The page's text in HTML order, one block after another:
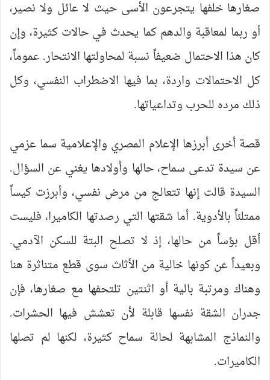
صغارها خلفها يتجرعون الأسى حيث لا عائل ولا نصير،
أو ربما لمعاقبة والدهم كما يحدث في حالات كثيرة، وإن
كان هذا الاحتمال ضعيفاً نسبة لمحاولتها الانتحار. عموماً،
كل الاحتمالات واردة، بما فيها الاضطراب النفسي، وكل
ذلك مرده للحرب وتداعياتها.
قصة أخرى أبرزها الإعلام المصري والإعلامية سما عزمي
عن سيدة تدعى سماح، حالها وأولادها يغني عن السؤال.
السيدة قالت إنها تتعالج من مرض نفسي، وأبرزت كيساً
ممتلئاً بالأدوية. أما شقتها التي رصدتها الكاميرا، فليست
أقل بؤساً من حالها، إذ لا تصلح البتة للسكن الآدمي.
وبعيداً عن كونها خالية من الأثاث سوى قطع متناثرة هنا
وهناك ومرتبة بالية أو اثنتين تلتحفها مع صغارها، فإن
جدران الشقة نفسها قابلة لأن تعشش فيها الحشرات.
والنماذج المشابهة لحالة سماح كثيرة، لكنها لم تصلها
الكاميرات.